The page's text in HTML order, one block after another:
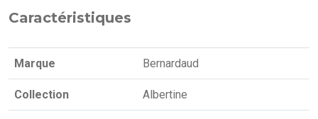
Caractéristiques
Marque Bernardaud
Collection Albertine